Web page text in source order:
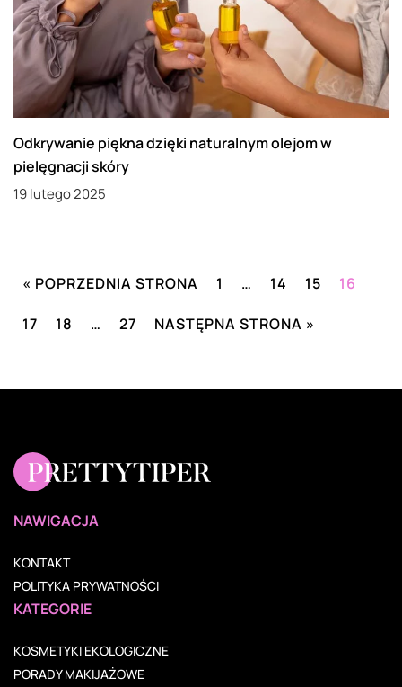
Odkrywanie piękna dzięki naturalnym olejom w
pielęgnacji skóry
19 lutego 2025
« POPRZEDNIA STRONA 1 … 14 15 16
17 18 … 27 NASTĘPNA STRONA »
NAWIGACJA
KONTAKT
POLITYKA PRYWATNOŚCI
KATEGORIE
KOSMETYKI EKOLOGICZNE
PORADY MAKIJAŻOWE